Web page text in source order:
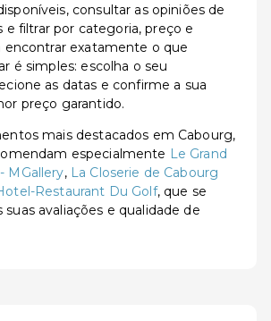
consultar as opiniões de
e filtrar por categoria, preço e
encontrar exatamente o que
é simples: escolha o seu
as datas e confirme a sua
preço garantido.
mais destacados em Cabourg,
especialmente Le Grand
MGallery, La Closerie de Cabourg
Restaurant Du Golf, que se
suas avaliações e qualidade de